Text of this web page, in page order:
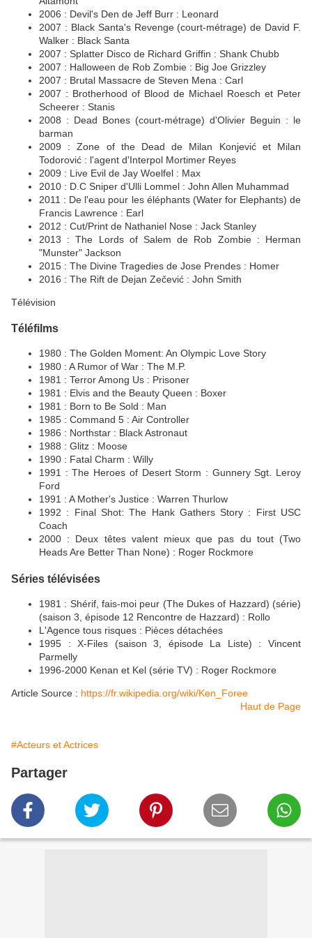
2006 : Devil's Den de Jeff Burr : Leonard
2007 : Black Santa's Revenge (court-métrage) de David F.
Walker : Black Santa
2007 : Splatter Disco de Richard Griffin : Shank Chubb
2007 : Halloween de Rob Zombie : Big Joe Grizzley
2007 : Brutal Massacre de Steven Mena : Carl
2007 : Brotherhood of Blood de Michael Roesch et Peter
Scheerer : Stanis
2008 : Dead Bones (court-métrage) d'Olivier Beguin : le
barman
2009 : Zone of the Dead de Milan Konjević et Milan
Todorović : l'agent d'Interpol Mortimer Reyes
2009 : Live Evil de Jay Woelfel : Max
2010 : D.C Sniper d'Ulli Lommel : John Allen Muhammad
2011 : De l'eau pour les éléphants (Water for Elephants) de
Francis Lawrence : Earl
2012 : Cut/Print de Nathaniel Nose : Jack Stanley
2013 : The Lords of Salem de Rob Zombie : Herman
"Munster" Jackson
2015 : The Divine Tragedies de Jose Prendes : Homer
2016 : The Rift de Dejan Zečević : John Smith
Télévision
Téléfilms
1980 : The Golden Moment: An Olympic Love Story
1980 : A Rumor of War : The M.P.
1981 : Terror Among Us : Prisoner
1981 : Elvis and the Beauty Queen : Boxer
1981 : Born to Be Sold : Man
1985 : Command 5 : Air Controller
1986 : Northstar : Black Astronaut
1988 : Glitz : Moose
1990 : Fatal Charm : Willy
1991 : The Heroes of Desert Storm : Gunnery Sgt. Leroy
Ford
1991 : A Mother's Justice : Warren Thurlow
1992 : Final Shot: The Hank Gathers Story : First USC
Coach
2000 : Deux têtes valent mieux que pas du tout (Two
Heads Are Better Than None) : Roger Rockmore
Séries télévisées
1981 : Shérif, fais-moi peur (The Dukes of Hazzard) (série)
(saison 3, épisode 12 Rencontre de Hazzard) : Rollo
L'Agence tous risques : Pièces détachées
1995 : X-Files (saison 3, épisode La Liste) : Vincent
Parmelly
1996-2000 Kenan et Kel (série TV) : Roger Rockmore
Article Source : https://fr.wikipedia.org/wiki/Ken_Foree
Haut de Page
#Acteurs et Actrices
Partager